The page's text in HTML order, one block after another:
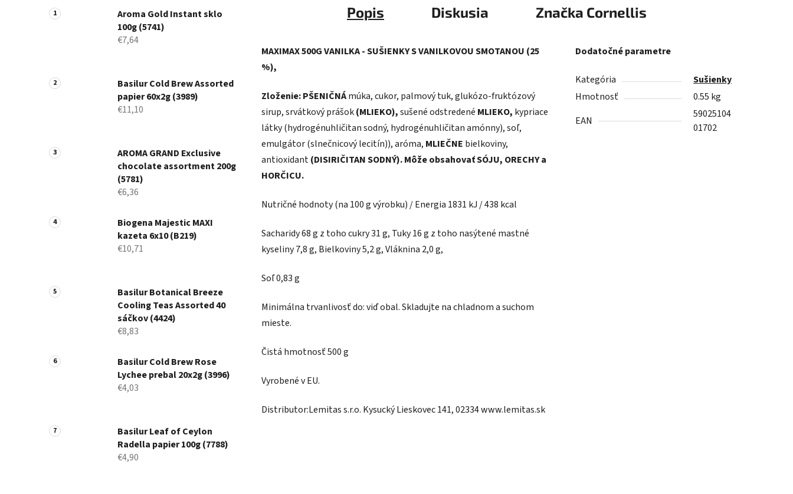
Aroma Gold Instant sklo
100g (5741)
€7,64
Basilur Cold Brew Assorted
papier 60x2g (3989)
€11,10
AROMA GRAND Exclusive
chocolate assortment 200g
(5781)
€6,36
Biogena Majestic MAXI
kazeta 6x10 (B219)
€10,71
Basilur Botanical Breeze
Cooling Teas Assorted 40
sáčkov (4424)
€8,83
Basilur Cold Brew Rose
Lychee prebal 20x2g (3996)
€4,03
Basilur Leaf of Ceylon
Radella papier 100g (7788)
€4,90
Popis Diskusia Značka Cornellis
MAXIMAX 500G VANILKA - SUŠIENKY S VANILKOVOU SMOTANOU (25
%),
Zloženie: PŠENIČNÁmúka, cukor, palmový tuk, glukózo-fruktózový
sirup, srvátkový prášok(MLIEKO),sušené odstredené MLIEKO, kypriace
látky (hydrogénuhličitan sodný, hydrogénuhličitan amónny), soľ,
emulgátor (slnečnicový lecitín)), aróma, MLIEČNE bielkoviny,
antioxidant(DISIRIČITAN SODNÝ). Môže obsahovať SÓJU, ORECHY a
HORČICU.
Nutričné ​​hodnoty (na 100 g výrobku) / Energia 1831 kJ / 438 kcal
Sacharidy 68 g z toho cukry 31 g, Tuky 16 g z toho nasýtené mastné
kyseliny 7,8 g, Bielkoviny 5,2 g, Vláknina 2,0 g,
Soľ 0,83 g
Minimálna trvanlivosť do: viď obal. Skladujte na chladnom a suchom
mieste.
Čistá hmotnosť 500 g
Vyrobené v EU.
Distributor:Lemitas s.r.o. Kysucký Lieskovec 141, 02334 www.lemitas.sk
Dodatočné parametre
Kategória
Sušienky
Hmotnosť
0.55 kg
EAN
59025104
01702